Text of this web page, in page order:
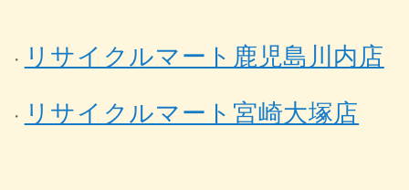
・ リサイクルマート鹿児島川内店
・ リサイクルマート宮崎大塚店